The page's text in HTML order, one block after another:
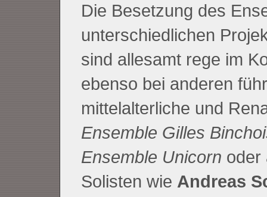
Die Besetzung des
unterschiedlichen
sind allesamt rege im
ebenso bei anderen
mittelalterliche und
Ensemble Gilles
Ensemble Unicorn oder
Solisten wie Andreas